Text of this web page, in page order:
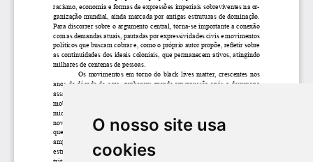
O nosso site usa
cookies